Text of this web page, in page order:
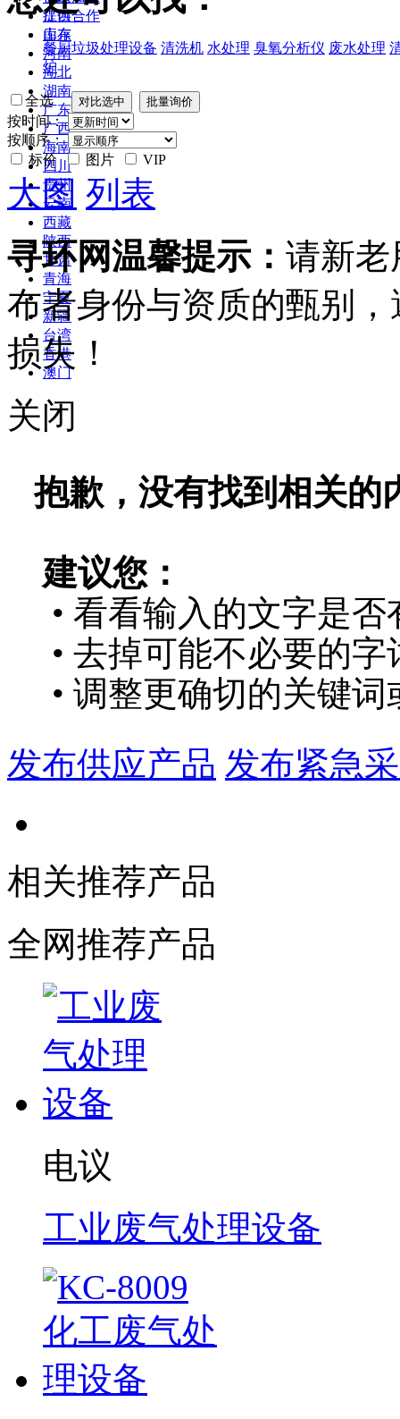
江西
山东
河南
湖北
湖南
广东
广西
海南
四川
贵州
云南
西藏
陕西
甘肃
青海
宁夏
新疆
台湾
香港
澳门
提供合作
库存
餐厨垃圾处理设备 清洗机 水处理 臭氧分析仪 废水处理
炉
全选
按时间：
按顺序：
标价
图片 VIP
大图 列表
寻环网温馨提示： 请新老
布者身份与资质的甄别
损失！
关闭
抱歉，没有找到相关的
建议您：
• 看看输入的文字是否
• 去掉可能不必要的字
• 调整更确切的关键
发布供应产品 发布紧急
相关推荐产品
全网推荐产品
电议
工业废气处理设备